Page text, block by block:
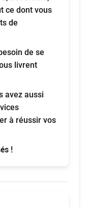
ce dont vous
de
de se
livrent
avez aussi
à réussir vos
!